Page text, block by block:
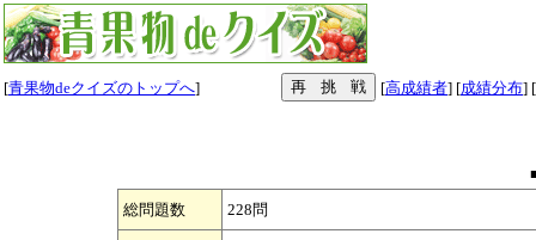
[青果物deクイズのトップへ] [高成績者] [成績分布] [
総問題数
228問